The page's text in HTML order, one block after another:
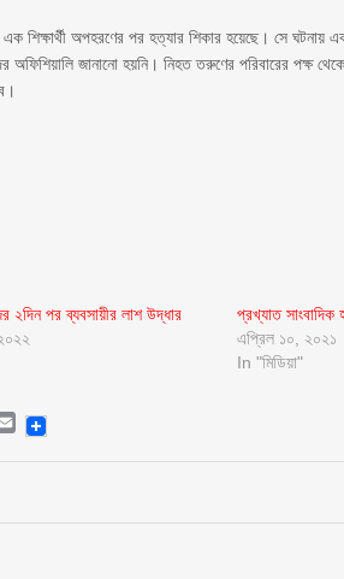
শিক্ষার্থী অপহরণের পর হত্যার শিকার হয়েছে। সে ঘটনায়
জানানো হয়নি। নিহত তরুণের পরিবারের পক্ষ
২দিন পর ব্যবসায়ীর লাশ উদ্ধার
প্রখ্যাত সাংবাদিক
এপ্রিল ১০, ২০২১
In "মিডিয়া"
Email